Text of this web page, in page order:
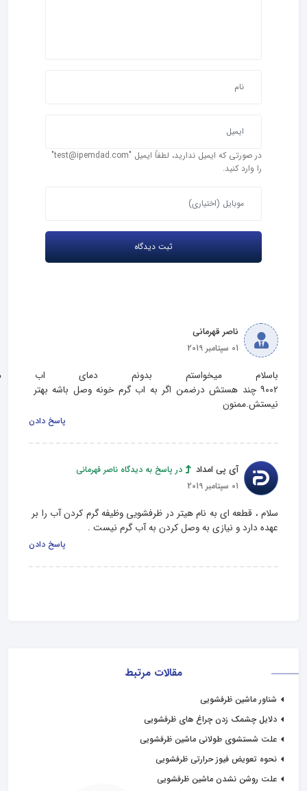
مقالات مرتبط
شناور ماشین ظرفشویی
دلایل چشمک زدن چراغ های ظرفشویی
علت شستشوی طولانی ماشین ظرفشویی
نحوه تعویض فیوز حرارتی ظرفشویی
علت روشن نشدن ماشین ظرفشویی
در صورتی که ایمیل ندارید، لطفاً ایمیل "test@ipemdad.com"
را وارد کنید.
ناصر قهرمانی
01 سپتامبر 2019
باسلام میخواستم بدونم دمای اب
۹۰۰۲ چند هستش درضمن اگر به اب گرم خونه وصل باشه بهتر
نیستش.ممنون
پاسخ دادن
آی پی امداد
در پاسخ به دیدگاه ناصر قهرمانی
01 سپتامبر 2019
سلام ، قطعه ای به نام هیتر در ظرفشویی وظیفه گرم کردن آب را بر
عهده دارد و نیازی به وصل کردن به آب گرم نیست .
پاسخ دادن